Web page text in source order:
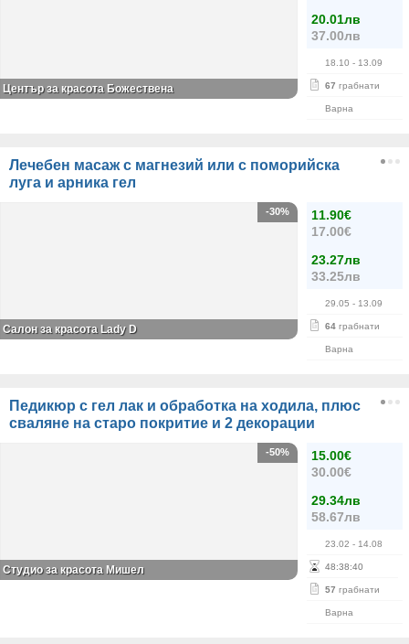
20.01лв
37.00лв
18.10 - 13.09
67 грабнати
Варна
Център за красота Божествена
Лечебен масаж с магнезий или с поморийска
луга и арника гел
11.90€
17.00€
23.27лв
33.25лв
29.05 - 13.09
64 грабнати
Варна
-30%
Салон за красота Lady D
Педикюр с гел лак и обработка на ходила, плюс
сваляне на старо покритие и 2 декорации
15.00€
30.00€
29.34лв
58.67лв
23.02 - 14.08
48:38:40
57 грабнати
Варна
-50%
Студио за красота Мишел